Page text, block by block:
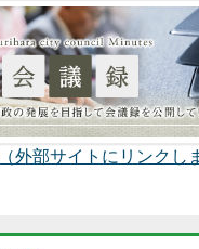
外部サイトにリンクし